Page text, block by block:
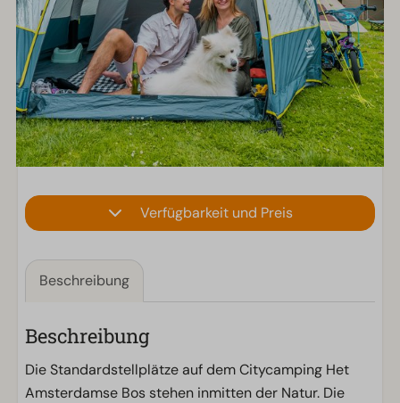
Verfügbarkeit und Preis
Beschreibung
Beschreibung
Die Standardstellplätze auf dem Citycamping Het
Amsterdamse Bos stehen inmitten der Natur. Die